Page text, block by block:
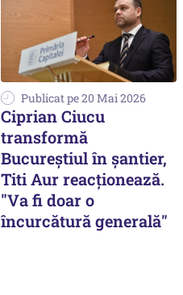
Publicat pe 20 Mai 2026
Ciprian Ciucu
transformă
Bucureştiul în şantier,
Titi Aur reacţionează.
"Va fi doar o
încurcătură generală"